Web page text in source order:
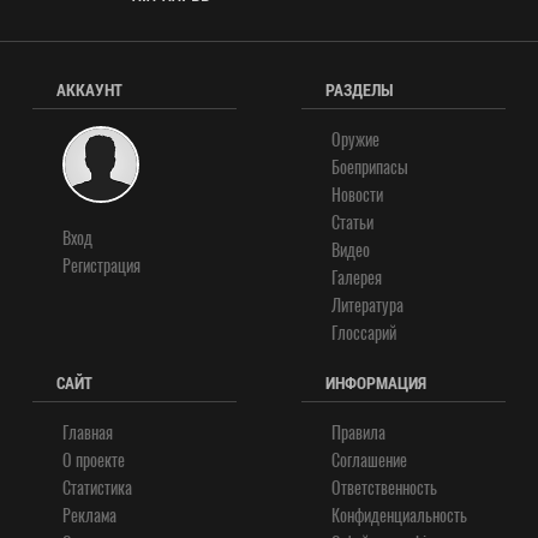
АККАУНТ
Вход
Регистрация
РАЗДЕЛЫ
Оружие
Боеприпасы
Новости
Статьи
Видео
Галерея
Литература
Глоссарий
САЙТ
Главная
О проекте
Статистика
Реклама
ИНФОРМАЦИЯ
Правила
Соглашение
Ответственность
Конфиденциальность